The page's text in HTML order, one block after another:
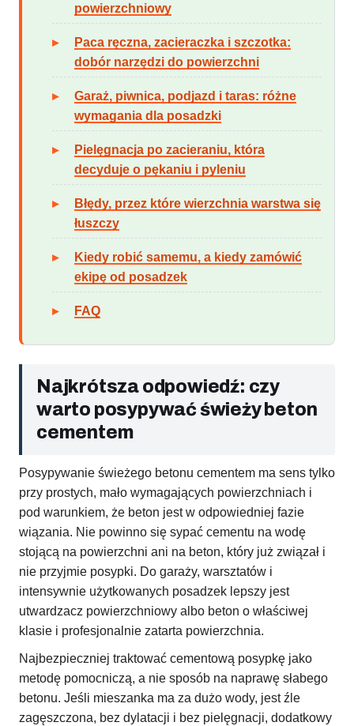
powierzchniowy
Paca ręczna, zacieraczka i szczotka:
dobór narzędzi do powierzchni
Garaż, piwnica, podjazd i taras: różne
wymagania dla posadzki
Pielęgnacja po zacieraniu, która
decyduje o pękaniu i pyleniu
Błędy, przez które wierzchnia warstwa się
łuszczy
Kiedy robić samemu, a kiedy zamówić
ekipę od posadzek
FAQ
Najkrótsza odpowiedź: czy
warto posypywać świeży beton
cementem
Posypywanie świeżego betonu cementem ma sens tylko
przy prostych, mało wymagających powierzchniach i
pod warunkiem, że beton jest w odpowiedniej fazie
wiązania. Nie powinno się sypać cementu na wodę
stojącą na powierzchni ani na beton, który już związał i
nie przyjmie posypki. Do garaży, warsztatów i
intensywnie użytkowanych posadzek lepszy jest
utwardzacz powierzchniowy albo beton o właściwej
klasie i profesjonalnie zatarta powierzchnia.
Najbezpieczniej traktować cementową posypkę jako
metodę pomocniczą, a nie sposób na naprawę słabego
betonu. Jeśli mieszanka ma za dużo wody, jest źle
zagęszczona, bez dylatacji i bez pielęgnacji, dodatkowy